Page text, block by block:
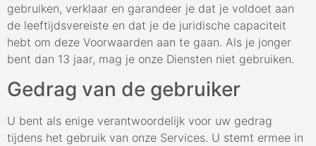
gebruiken, verklaar en garandeer je dat je voldoet aan
de leeftijdsvereiste en dat je de juridische capaciteit
hebt om deze Voorwaarden aan te gaan. Als je jonger
bent dan 13 jaar, mag je onze Diensten niet gebruiken.
Gedrag van de gebruiker
U bent als enige verantwoordelijk voor uw gedrag
tijdens het gebruik van onze Services. U stemt ermee in